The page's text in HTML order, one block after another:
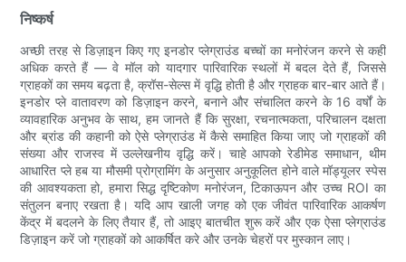
निष्कर्ष
अच्छी तरह से डिज़ाइन किए गए इनडोर प्लेग्राउंड बच्चों का मनोरंजन करने से कहीं
अधिक करते हैं — वे मॉल को यादगार पारिवारिक स्थलों में बदल देते हैं, जिससे
ग्राहकों का समय बढ़ता है, क्रॉस-सेल्स में वृद्धि होती है और ग्राहक बार-बार आते हैं।
इनडोर प्ले वातावरण को डिज़ाइन करने, बनाने और संचालित करने के 16 वर्षों के
व्यावहारिक अनुभव के साथ, हम जानते हैं कि सुरक्षा, रचनात्मकता, परिचालन दक्षता
और ब्रांड की कहानी को ऐसे प्लेग्राउंड में कैसे समाहित किया जाए जो ग्राहकों की
संख्या और राजस्व में उल्लेखनीय वृद्धि करें। चाहे आपको रेडीमेड समाधान, थीम
आधारित प्ले हब या मौसमी प्रोग्रामिंग के अनुसार अनुकूलित होने वाले मॉड्यूलर स्पेस
की आवश्यकता हो, हमारा सिद्ध दृष्टिकोण मनोरंजन, टिकाऊपन और उच्च ROI का
संतुलन बनाए रखता है। यदि आप खाली जगह को एक जीवंत पारिवारिक आकर्षण
केंद्र में बदलने के लिए तैयार हैं, तो आइए बातचीत शुरू करें और एक ऐसा प्लेग्राउंड
डिज़ाइन करें जो ग्राहकों को आकर्षित करे और उनके चेहरों पर मुस्कान लाए।